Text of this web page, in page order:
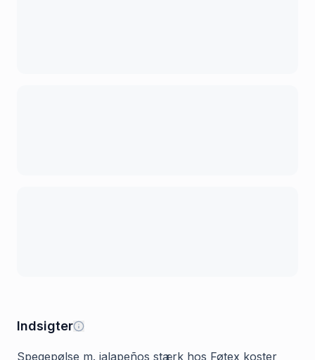
Indsigter
Spegepølse m. jalapeños stærk hos Føtex koster